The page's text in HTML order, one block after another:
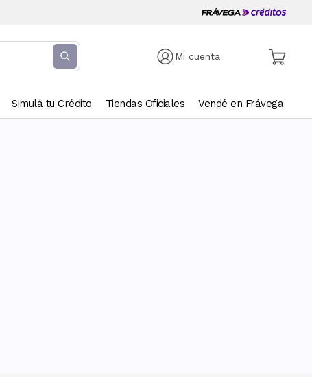
Mi cuenta
Simulá tu Crédito Tiendas Oficiales Vendé en Frávega